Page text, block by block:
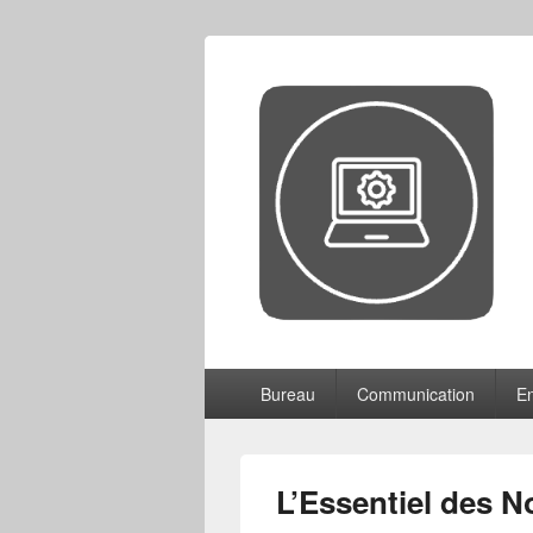
CCF
principalBureau Communication
L’Essentiel des